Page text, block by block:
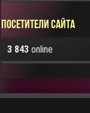
Посетители сайта
3 843 online